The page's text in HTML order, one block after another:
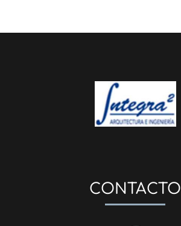
CONTACTO